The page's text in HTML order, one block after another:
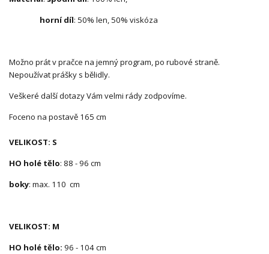
horní díl: 50% len, 50% viskóza
Možno prát v pračce na jemný program, po rubové straně.
Nepoužívat prášky s bělidly.
Veškeré další dotazy Vám velmi rády zodpovíme.
Foceno na postavě 165 cm
VELIKOST: S
HO holé tělo: 88 - 96 cm
boky: max. 110 cm
VELIKOST: M
HO holé tělo: 96 - 104 cm